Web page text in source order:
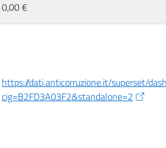
0,00 €
https://dati.anticorruzione.it/superset/
cig=B2FD3A03F2&standalone=2